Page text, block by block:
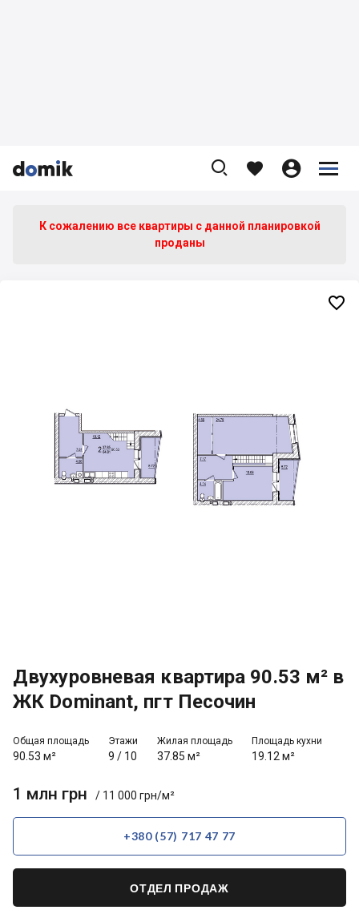


    


К сожалению все квартиры c данной планировкой
проданы
Двухуровневая квартира 90.53 м² в
ЖК Dominant, пгт Песочин
Общая площадь
90.53 м²
Этажи
9 / 10
Жилая площадь
37.85 м²
Площадь кухни
19.12 м²
1 млн грн / 11 000 грн/м²
+380 (57) 717 47 77
ОТДЕЛ ПРОДАЖ
